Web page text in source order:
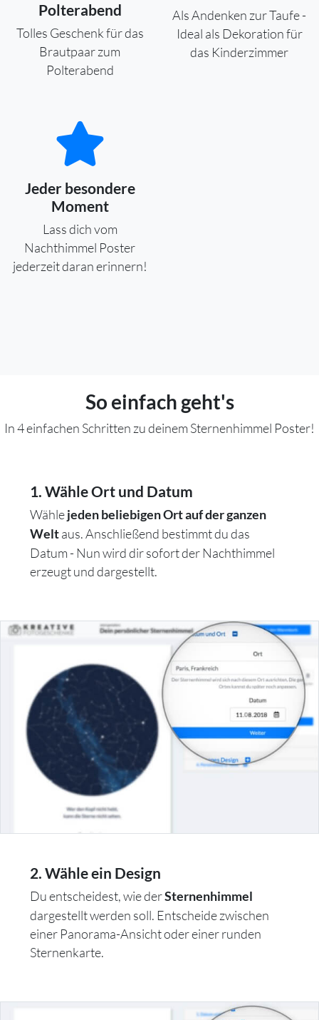
Polterabend
Tolles Geschenk für das
Brautpaar zum
Polterabend
Als Andenken zur Taufe -
Ideal als Dekoration für
das Kinderzimmer
Jeder besondere
Moment
Lass dich vom
Nachthimmel Poster
jederzeit daran erinnern!
So einfach geht's
In 4 einfachen Schritten zu deinem Sternenhimmel Poster!
1. Wähle Ort und Datum
Wählejeden beliebigen Ort auf der ganzen
Weltaus. Anschließend bestimmt du das
Datum - Nun wird dir sofort der Nachthimmel
erzeugt und dargestellt.
2. Wähle ein Design
Du entscheidest, wie derSternenhimmel
dargestellt werden soll. Entscheide zwischen
einer Panorama-Ansicht oder einer runden
Sternenkarte.